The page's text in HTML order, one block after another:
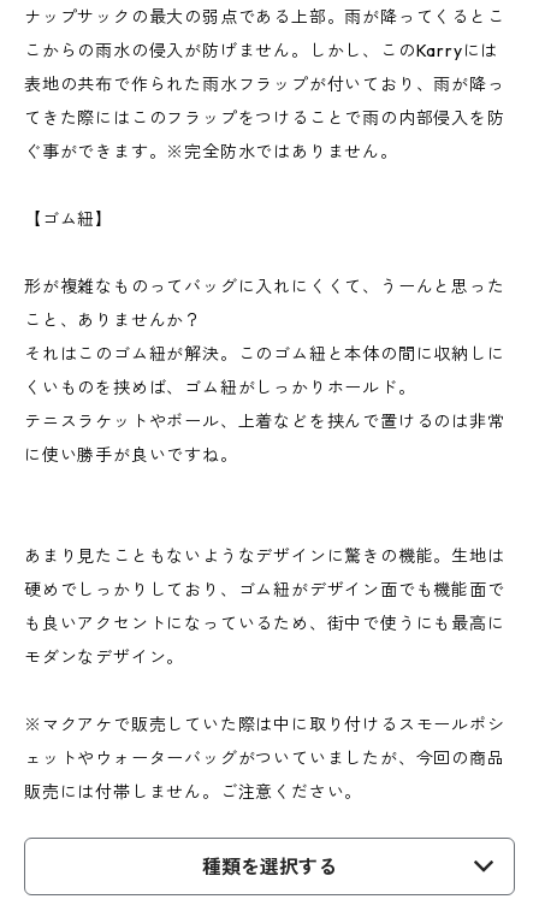
ナップサックの最大の弱点である上部。雨が降ってくるとこ
こからの雨水の侵入が防げません。しかし、このKarryには
表地の共布で作られた雨水フラップが付いており、雨が降っ
てきた際にはこのフラップをつけることで雨の内部侵入を防
ぐ事ができます。※完全防水ではありません。
【ゴム紐】
形が複雑なものってバッグに入れにくくて、うーんと思った
こと、ありませんか？
それはこのゴム紐が解決。このゴム紐と本体の間に収納しに
くいものを挟めば、ゴム紐がしっかりホールド。
テニスラケットやボール、上着などを挟んで置けるのは非常
に使い勝手が良いですね。
あまり見たこともないようなデザインに驚きの機能。生地は
硬めでしっかりしており、ゴム紐がデザイン面でも機能面で
も良いアクセントになっているため、街中で使うにも最高に
モダンなデザイン。
※マクアケで販売していた際は中に取り付けるスモールポシ
ェットやウォーターバッグがついていましたが、今回の商品
販売には付帯しません。ご注意ください。
種類を選択する